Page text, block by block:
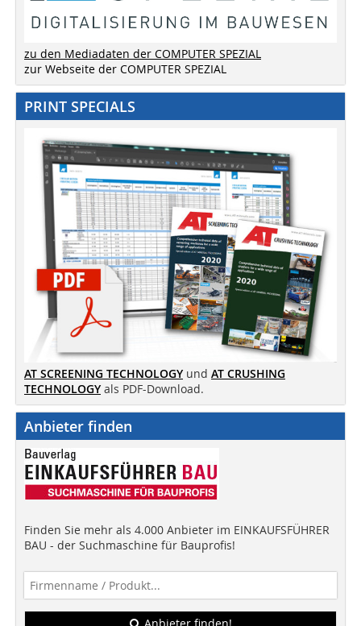
zu den Mediadaten der COMPUTER SPEZIAL
zur Webseite der COMPUTER SPEZIAL
PRINT SPECIALS
AT SCREENING TECHNOLOGY und AT CRUSHING
TECHNOLOGY als PDF-Download.
Anbieter finden
Finden Sie mehr als 4.000 Anbieter im EINKAUFSFÜHRER
BAU - der Suchmaschine für Bauprofis!